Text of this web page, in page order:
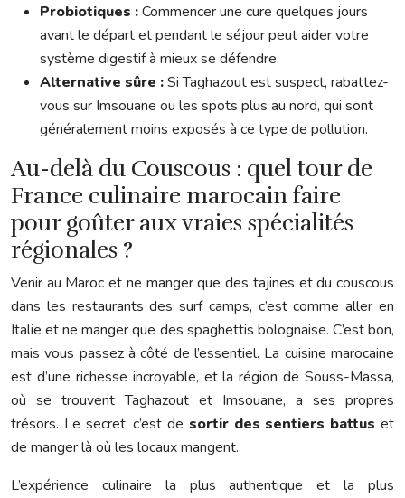
Probiotiques :Commencer une cure quelques jours
avant le départ et pendant le séjour peut aider votre
système digestif à mieux se défendre.
Alternative sûre :Si Taghazout est suspect, rabattez-
vous sur Imsouane ou les spots plus au nord, qui sont
généralement moins exposés à ce type de pollution.
Au-delà du Couscous : quel tour de
France culinaire marocain faire
pour goûter aux vraies spécialités
régionales ?
Venir au Maroc et ne manger que des tajines et du couscous
dans les restaurants des surf camps, c’est comme aller en
Italie et ne manger que des spaghettis bolognaise. C’est bon,
mais vous passez à côté de l’essentiel. La cuisine marocaine
est d’une richesse incroyable, et la région de Souss-Massa,
où se trouvent Taghazout et Imsouane, a ses propres
trésors. Le secret, c’est de sortir des sentiers battus et
de manger là où les locaux mangent.
L’expérience culinaire la plus authentique et la plus